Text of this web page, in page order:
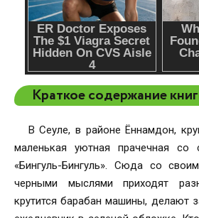
Краткое содержание
В Сеуле, в районе Ённамдон,
маленькая уютная прачечная со
«Бингуль-Бингуль». Сюда со
черными мыслями приходят
крутится барабан машины, делают